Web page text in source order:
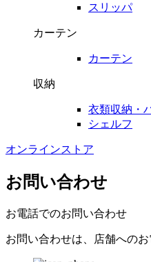
スリッパ
カーテン
カーテン
収納
衣類収納・
シェルフ
オンラインストア
お問い合わせ
お電話でのお問い合わせ
お問い合わせは、店舗への